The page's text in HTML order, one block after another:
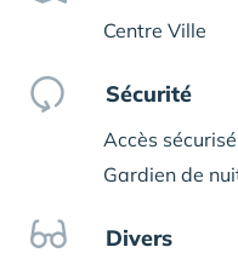
Centre Ville
Sécurité
Accès sécurisé
Gardien de
Divers